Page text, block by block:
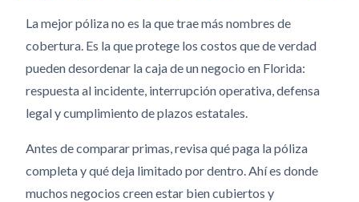
La mejor póliza no es la que trae más nombres de
cobertura. Es la que protege los costos que de verdad
pueden desordenar la caja de un negocio en Florida:
respuesta al incidente, interrupción operativa, defensa
legal y cumplimiento de plazos estatales.
Antes de comparar primas, revisa qué paga la póliza
completa y qué deja limitado por dentro. Ahí es donde
muchos negocios creen estar bien cubiertos y